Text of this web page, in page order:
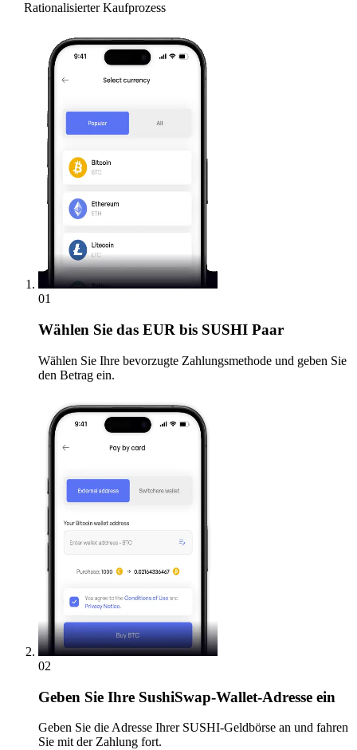
Rationalisierter Kaufprozess
01
Wählen Sie das EUR bis SUSHI Paar
Wählen Sie Ihre bevorzugte Zahlungsmethode und geben Sie
den Betrag ein.
02
Geben Sie Ihre SushiSwap-Wallet-Adresse ein
Geben Sie die Adresse Ihrer SUSHI-Geldbörse an und fahren
Sie mit der Zahlung fort.